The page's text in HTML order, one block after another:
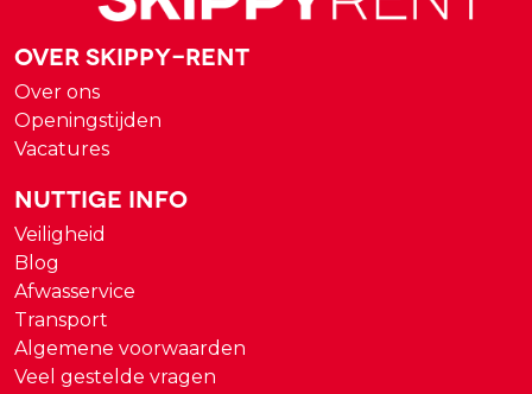
Over Skippy-rent
Over ons
Openingstijden
Vacatures
Nuttige Info
Veiligheid
Blog
Afwasservice
Transport
Algemene voorwaarden
Veel gestelde vragen